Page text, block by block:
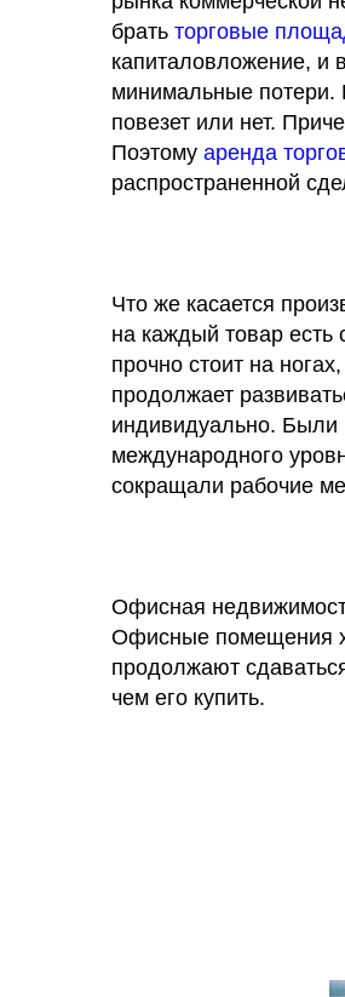
брать торговые
капиталовложение, и
минимальные потери.
повезет или нет.
Поэтому аренда
распространенной
Что же касается
на каждый товар есть
прочно стоит на
продолжает
индивидуально. Были
международного
сокращали рабочие
Офисная
Офисные помещения
продолжают
чем его купить.